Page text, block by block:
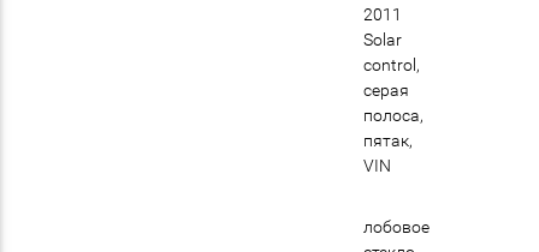
2011
Solar
control,
серая
полоса,
пятак,
VIN
лобовое